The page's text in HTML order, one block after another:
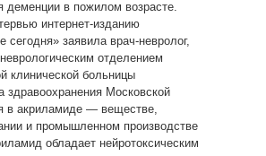
деменции в пожилом возрасте.
интернет-изданию
сегодня» заявила врач-невролог,
отделением
клинической больницы
здравоохранения Московской
в акриламиде — веществе,
и промышленном производстве
обладает нейротоксическим